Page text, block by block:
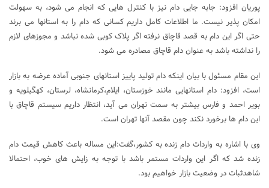
پوریان افزود: جابه جایی دام نیز با کنترل هایی که انجام می شود، به سهولت
امکان پذیر نیست. ما اطلاعات کامل داریم کسانی که دام را به استانها می برند
حتی اگر این دام به قصد قاچاق نرفته اگر پلاک کوبی شده نباشد و مجوزهای لازم
را نداشته باشد به عنوان دام قاچاق مصادره می شود.
این مقام مسئول با بیان اینکه دام تولید پاییز استانهای جنوبی آماده عرضه به بازار
است، افزود: دام استانهایی مانند خوزستان، ایلام،کرمانشاه، لرستان، کهگیلویه و
بویر احمد و فارس بیشتر به سمت تهران می آید، انتظار داریم سیستم قاچاق با
این دام ها برخورد نکند چون مقصد آنها تهران است.
وی با اشاره به واردات دام زنده به کشور،گفت:این مساله باعث کاهش قیمت دام
زنده شد که اگر این واردات مستمر باشد با توجه به زایش های خوب، احتمالا
شاهدثبات در وضعیت بازار خواهیم بود.